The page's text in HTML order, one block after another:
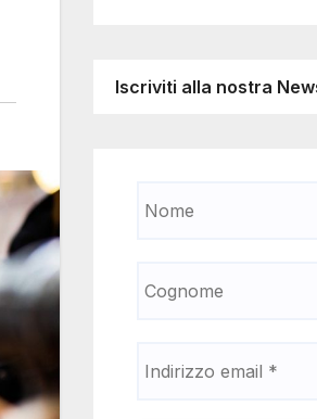
Iscriviti alla nostra